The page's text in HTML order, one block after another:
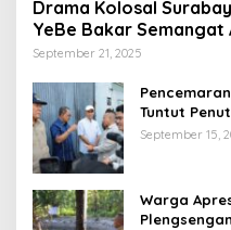
Drama Kolosal
YeBe Bakar
Bergelora di Jalan
September 21, 2025
Tuntut
September 15,
Warga